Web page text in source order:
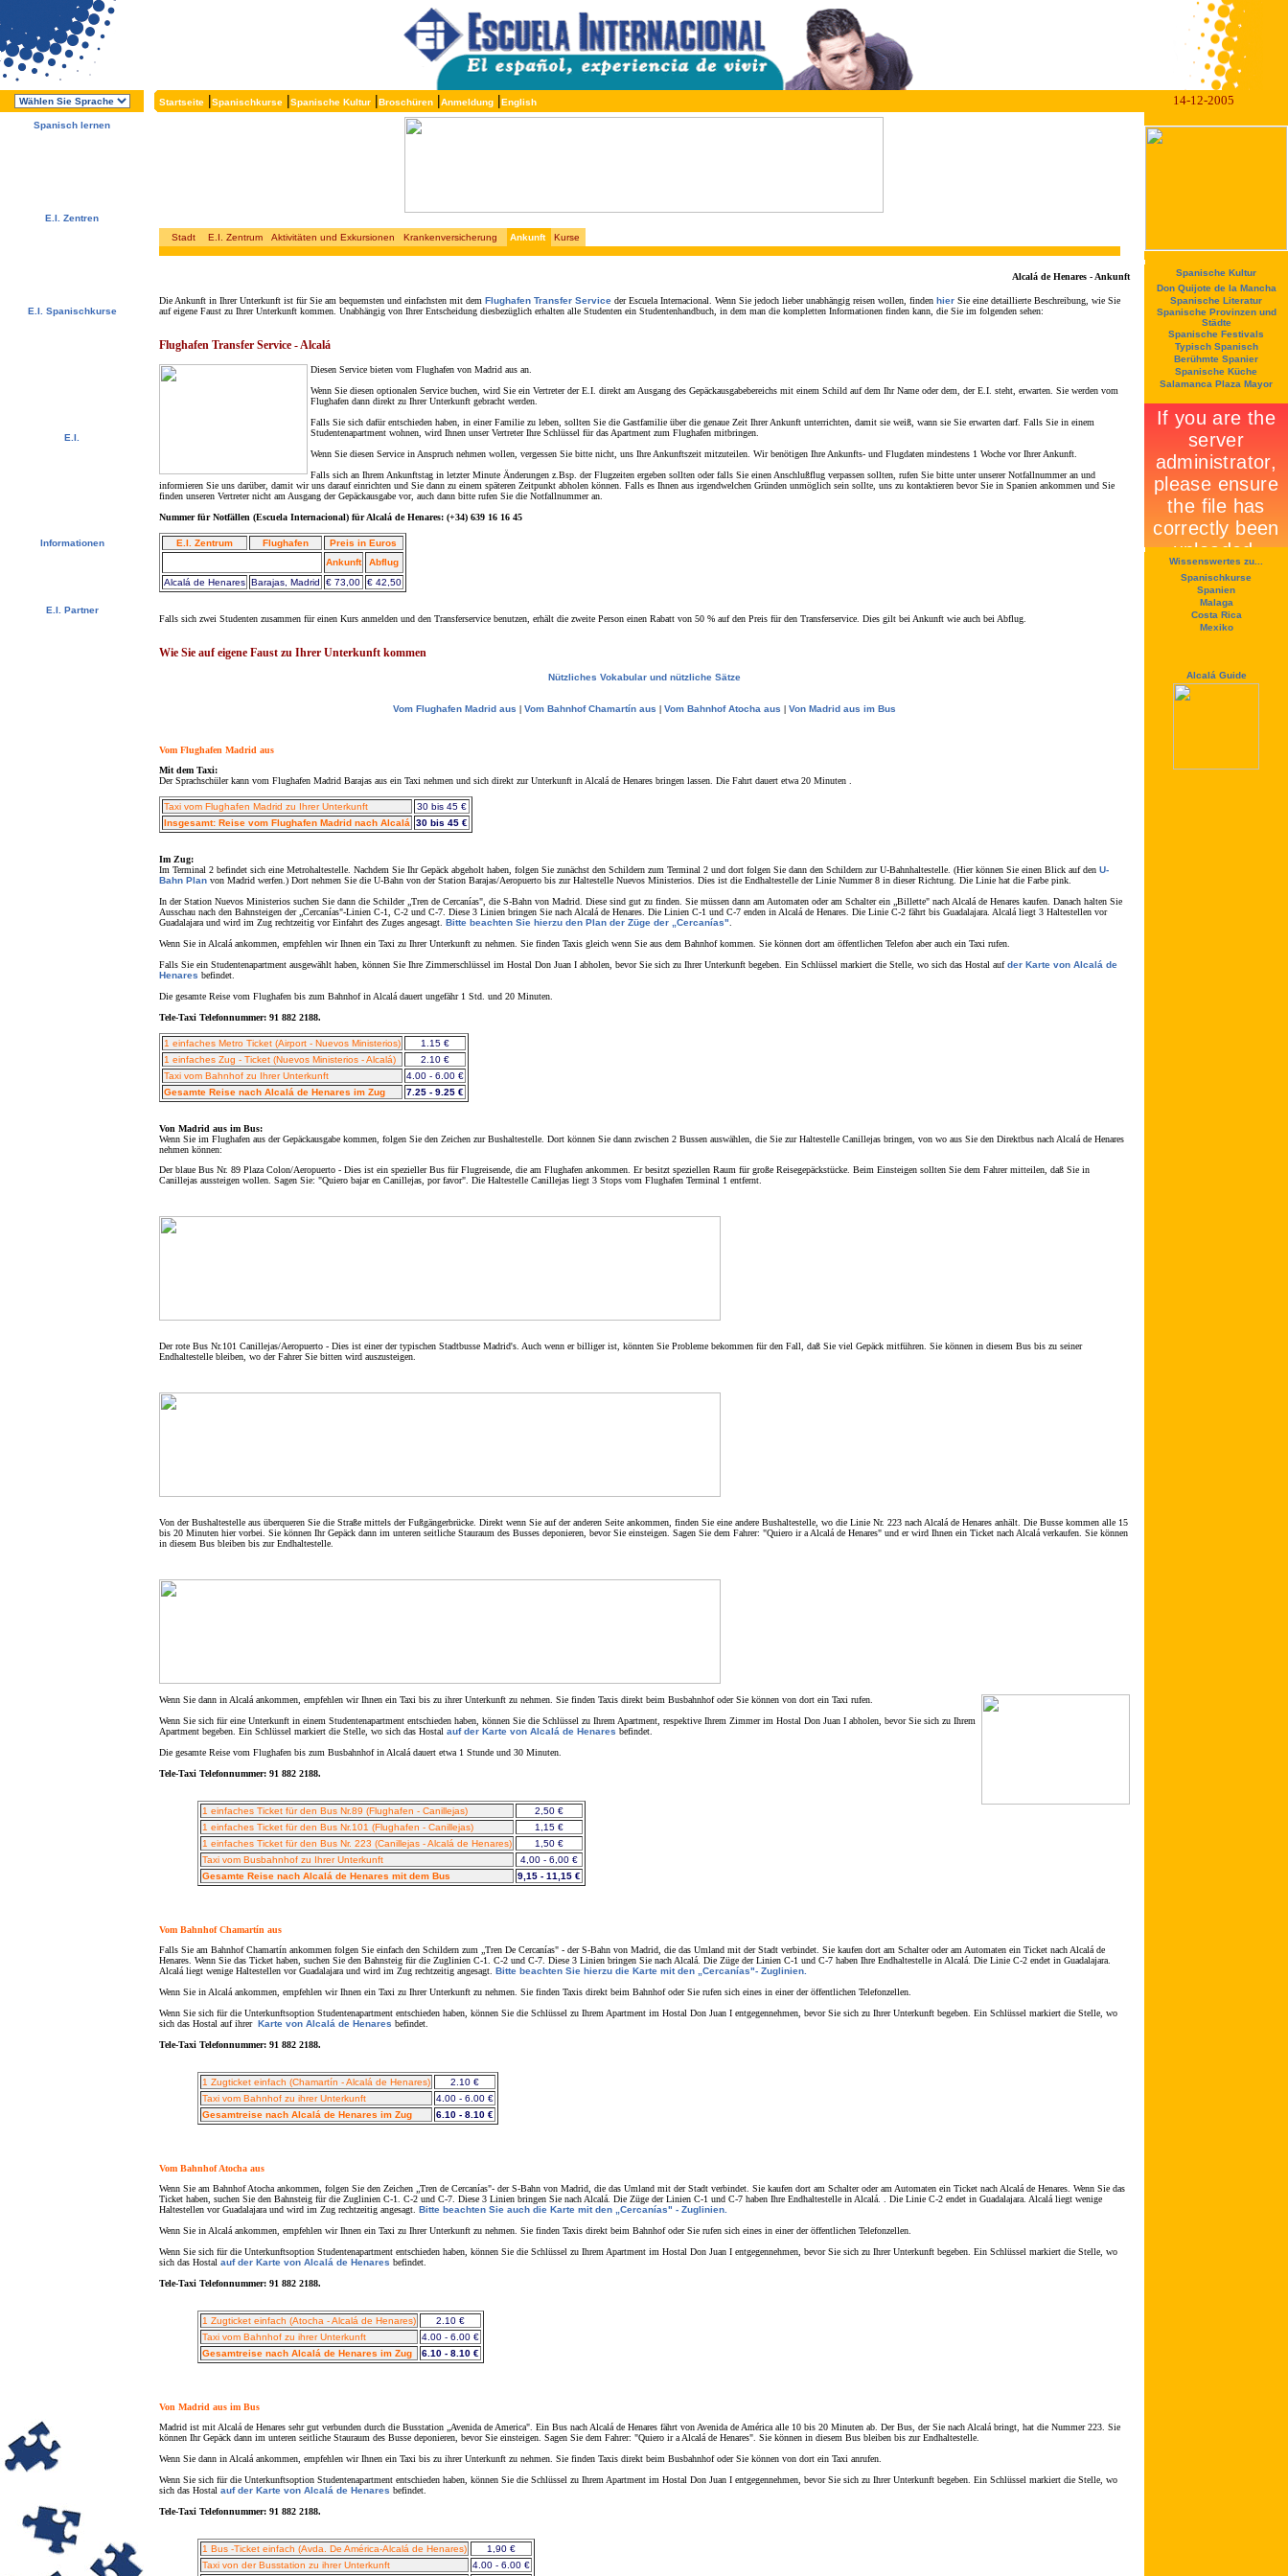
Startseite |Spanischkurse |Spanische Kultur |Broschüren |Anmeldung |English 14-12-2005
Spanisch lernen
E.I. Zentren
E.I. Spanischkurse
E.I.
Informationen
E.I. Partner
Stadt E.I. Zentrum Aktivitäten und Exkursionen Krankenversicherung Ankunft Kurse
Alcalá de Henares - Ankunft
Die Ankunft in Ihrer Unterkunft ist für Sie am bequemsten und einfachsten mit dem Flughafen Transfer Service der Escuela Internacional. Wenn Sie jedoch lieber unabhängig reisen wollen, finden hierSie eine detaillierte Beschreibung, wie Sie
auf eigene Faust zu Ihrer Unterkunft kommen. Unabhängig von Ihrer Entscheidung diesbezüglich erhalten alle Studenten ein Studentenhandbuch, in dem man die kompletten Informationen finden kann, die Sie im folgenden sehen:
Flughafen Transfer Service - Alcalá
Diesen Service bieten vom Flughafen von Madrid aus an.
Wenn Sie diesen optionalen Service buchen, wird Sie ein Vertreter der E.I. direkt am Ausgang des Gepäckausgabebereichs mit einem Schild auf dem Ihr Name oder dem, der E.I. steht, erwarten. Sie werden vom
Flughafen dann direkt zu Ihrer Unterkunft gebracht werden.
Falls Sie sich dafür entschieden haben, in einer Familie zu leben, sollten Sie die Gastfamilie über die genaue Zeit Ihrer Ankunft unterrichten, damit sie weiß, wann sie Sie erwarten darf. Falls Sie in einem
Studentenapartment wohnen, wird Ihnen unser Vertreter Ihre Schlüssel für das Apartment zum Flughafen mitbringen.
Wenn Sie diesen Service in Anspruch nehmen wollen, vergessen Sie bitte nicht, uns Ihre Ankunftszeit mitzuteilen. Wir benötigen Ihre Ankunfts- und Flugdaten mindestens 1 Woche vor Ihrer Ankunft.
Falls sich an Ihrem Ankunftstag in letzter Minute Änderungen z.Bsp. der Flugzeiten ergeben sollten oder falls Sie einen Anschlußflug verpassen sollten, rufen Sie bitte unter unserer Notfallnummer an und
informieren Sie uns darüber, damit wir uns darauf einrichten und Sie dann zu einem späteren Zeitpunkt abholen können. Falls es Ihnen aus irgendwelchen Gründen unmöglich sein sollte, uns zu kontaktieren bevor Sie in Spanien ankommen und Sie
finden unseren Vertreter nicht am Ausgang der Gepäckausgabe vor, auch dann bitte rufen Sie die Notfallnummer an.
Nummer für Notfällen (Escuela Internacional) für Alcalá de Henares: (+34) 639 16 16 45
E.I. Zentrum Flughafen
Preis in Euros
Ankunft
Abflug
Alcalá de Henares Barajas, Madrid € 73,00 € 42,50
Falls sich zwei Studenten zusammen für einen Kurs anmelden und den Transferservice benutzen, erhält die zweite Person einen Rabatt von 50 % auf den Preis für den Transferservice. Dies gilt bei Ankunft wie auch bei Abflug.
Wie Sie auf eigene Faust zu Ihrer Unterkunft kommen
Nützliches Vokabular und nützliche Sätze
Vom Flughafen Madrid aus | Vom Bahnhof Chamartín aus | Vom Bahnhof Atocha aus | Von Madrid aus im Bus
Vom Flughafen Madrid aus
Mit dem Taxi:
Der Sprachschüler kann vom Flughafen Madrid Barajas aus ein Taxi nehmen und sich direkt zur Unterkunft in Alcalá de Henares bringen lassen. Die Fahrt dauert etwa 20 Minuten .
Taxi vom Flughafen Madrid zu Ihrer Unterkunft
30 bis 45 €
Insgesamt: Reise vom Flughafen Madrid nach Alcalá
30 bis 45 €
Im Zug:
Im Terminal 2 befindet sich eine Metrohaltestelle. Nachdem Sie Ihr Gepäck abgeholt haben, folgen Sie zunächst den Schildern zum Terminal 2 und dort folgen Sie dann den Schildern zur U-Bahnhaltestelle. (Hier können Sie einen Blick auf den U-
Bahn Planvon Madrid werfen.) Dort nehmen Sie die U-Bahn von der Station Barajas/Aeropuerto bis zur Haltestelle Nuevos Ministerios. Dies ist die Endhaltestelle der Linie Nummer 8 in dieser Richtung. Die Linie hat die Farbe pink.
In der Station Nuevos Ministerios suchen Sie dann die Schilder „Tren de Cercanías", die S-Bahn von Madrid. Diese sind gut zu finden. Sie müssen dann am Automaten oder am Schalter ein „Billette" nach Alcalá de Henares kaufen. Danach halten Sie
Ausschau nach den Bahnsteigen der „Cercanías"-Linien C-1, C-2 und C-7. Diese 3 Linien bringen Sie nach Alcalá de Henares. Die Linien C-1 und C-7 enden in Alcalá de Henares. Die Linie C-2 fährt bis Guadalajara. Alcalá liegt 3 Haltestellen vor
Guadalajara und wird im Zug rechtzeitig vor Einfahrt des Zuges angesagt. Bitte beachten Sie hierzu den Plan der Züge der „Cercanías"
Wenn Sie in Alcalá ankommen, empfehlen wir Ihnen ein Taxi zu Ihrer Unterkunft zu nehmen. Sie finden Taxis gleich wenn Sie aus dem Bahnhof kommen. Sie können dort am öffentlichen Telefon aber auch ein Taxi rufen.
Falls Sie ein Studentenapartment ausgewählt haben, können Sie Ihre Zimmerschlüssel im Hostal Don Juan I abholen, bevor Sie sich zu Ihrer Unterkunft begeben. Ein Schlüssel markiert die Stelle, wo sich das Hostal aufder Karte von Alcalá de
Henares befindet.
Die gesamte Reise vom Flughafen bis zum Bahnhof in Alcalá dauert ungefähr 1 Std. und 20 Minuten.
Tele-Taxi Telefonnummer: 91 882 2188.
1 einfaches Metro Ticket (Airport - Nuevos Ministerios)
1.15 €
1 einfaches Zug - Ticket (Nuevos Ministerios - Alcalá)
2.10 €
Taxi vom Bahnhof zu Ihrer Unterkunft
4.00 - 6.00 €
Gesamte Reise nach Alcalá de Henares im Zug
7.25 - 9.25 €
Von Madrid aus im Bus:
Wenn Sie im Flughafen aus der Gepäckausgabe kommen, folgen Sie den Zeichen zur Bushaltestelle. Dort können Sie dann zwischen 2 Bussen auswählen, die Sie zur Haltestelle Canillejas bringen, von wo aus Sie den Direktbus nach Alcalá de Henares
nehmen können:
Der blaue Bus Nr. 89 Plaza Colon/Aeropuerto - Dies ist ein spezieller Bus für Flugreisende, die am Flughafen ankommen. Er besitzt speziellen Raum für große Reisegepäckstücke. Beim Einsteigen sollten Sie dem Fahrer mitteilen, daß Sie in
Canillejas aussteigen wollen. Sagen Sie: "Quiero bajar en Canillejas, por favor". Die Haltestelle Canillejas liegt 3 Stops vom Flughafen Terminal 1 entfernt.
Der rote Bus Nr.101 Canillejas/Aeropuerto - Dies ist einer der typischen Stadtbusse Madrid's. Auch wenn er billiger ist, könnten Sie Probleme bekommen für den Fall, daß Sie viel Gepäck mitführen. Sie können in diesem Bus bis zu seiner
Endhaltestelle bleiben, wo der Fahrer Sie bitten wird auszusteigen.
Von der Bushaltestelle aus überqueren Sie die Straße mittels der Fußgängerbrücke. Direkt wenn Sie auf der anderen Seite ankommen, finden Sie eine andere Bushaltestelle, wo die Linie Nr. 223 nach Alcalá de Henares anhält. Die Busse kommen alle 15
bis 20 Minuten hier vorbei. Sie können Ihr Gepäck dann im unteren seitliche Stauraum des Busses deponieren, bevor Sie einsteigen. Sagen Sie dem Fahrer: "Quiero ir a Alcalá de Henares" und er wird Ihnen ein Ticket nach Alcalá verkaufen. Sie können
in diesem Bus bleiben bis zur Endhaltestelle.
Wenn Sie dann in Alcalá ankommen, empfehlen wir Ihnen ein Taxi bis zu ihrer Unterkunft zu nehmen. Sie finden Taxis direkt beim Busbahnhof oder Sie können von dort ein Taxi rufen.
Wenn Sie sich für eine Unterkunft in einem Studentenapartment entschieden haben, können Sie die Schlüssel zu Ihrem Apartment, respektive Ihrem Zimmer im Hostal Don Juan I abholen, bevor Sie sich zu Ihrem
Apartment begeben. Ein Schlüssel markiert die Stelle, wo sich das Hostal auf der Karte von Alcalá de Henares befindet.
Die gesamte Reise vom Flughafen bis zum Busbahnhof in Alcalá dauert etwa 1 Stunde und 30 Minuten.
Tele-Taxi Telefonnummer: 91 882 2188.
1 einfaches Ticket für den Bus Nr.89 (Flughafen - Canillejas)
2,50 €
1 einfaches Ticket für den Bus Nr.101 (Flughafen - Canillejas)
1,15 €
1 einfaches Ticket für den Bus Nr. 223 (Canillejas - Alcalá de Henares)
1,50 €
Taxi vom Busbahnhof zu Ihrer Unterkunft
4,00 - 6,00 €
Gesamte Reise nach Alcalá de Henares mit dem Bus
9,15 - 11,15 €
Vom Bahnhof Chamartín aus
Falls Sie am Bahnhof Chamartín ankommen folgen Sie einfach den Schildern zum „Tren De Cercanías" - der S-Bahn von Madrid, die das Umland mit der Stadt verbindet. Sie kaufen dort am Schalter oder am Automaten ein Ticket nach Alcalá de
Henares. Wenn Sie das Ticket haben, suchen Sie den Bahnsteig für die Zuglinien C-1. C-2 und C-7. Diese 3 Linien bringen Sie nach Alcalá. Die Züge der Linien C-1 und C-7 haben Ihre Endhaltestelle in Alcalá. Die Linie C-2 endet in Guadalajara.
Alcalá liegt wenige Haltestellen vor Guadalajara und wird im Zug rechtzeitig angesagt. Bitte beachten Sie hierzu die Karte mit den „Cercanías"- Zuglinien.
Wenn Sie in Alcalá ankommen, empfehlen wir Ihnen ein Taxi zu Ihrer Unterkunft zu nehmen. Sie finden Taxis direkt beim Bahnhof oder Sie rufen sich eines in einer der öffentlichen Telefonzellen.
Wenn Sie sich für die Unterkunftsoption Studentenapartment entschieden haben, können Sie die Schlüssel zu Ihrem Apartment im Hostal Don Juan I entgegennehmen, bevor Sie sich zu Ihrer Unterkunft begeben. Ein Schlüssel markiert die Stelle, wo
sich das Hostal auf ihrer Karte von Alcalá de Henares befindet.
Tele-Taxi Telefonnummer: 91 882 2188.
1 Zugticket einfach (Chamartín - Alcalá de Henares)
2.10 €
Taxi vom Bahnhof zu ihrer Unterkunft
4.00 - 6.00 €
Gesamtreise nach Alcalá de Henares im Zug
6.10 - 8.10 €
Vom Bahnhof Atocha aus
Wenn Sie am Bahnhof Atocha ankommen, folgen Sie den Zeichen „Tren de Cercanías"- der S-Bahn von Madrid, die das Umland mit der Stadt verbindet. Sie kaufen dort am Schalter oder am Automaten ein Ticket nach Alcalá de Henares. Wenn Sie das
Ticket haben, suchen Sie den Bahnsteig für die Zuglinien C-1. C-2 und C-7. Diese 3 Linien bringen Sie nach Alcalá. Die Züge der Linien C-1 und C-7 haben Ihre Endhaltestelle in Alcalá. . Die Linie C-2 endet in Guadalajara. Alcalá liegt wenige
Haltestellen vor Guadalajara und wird im Zug rechtzeitig angesagt. Bitte beachten Sie auch die Karte mit den „Cercanías" - Zuglinien.
Wenn Sie in Alcalá ankommen, empfehlen wir Ihnen ein Taxi zu Ihrer Unterkunft zu nehmen. Sie finden Taxis direkt beim Bahnhof oder Sie rufen sich eines in einer der öffentlichen Telefonzellen.
Wenn Sie sich für die Unterkunftsoption Studentenapartment entschieden haben, können Sie die Schlüssel zu Ihrem Apartment im Hostal Don Juan I entgegennehmen, bevor Sie sich zu Ihrer Unterkunft begeben. Ein Schlüssel markiert die Stelle, wo
sich das Hostal auf der Karte von Alcalá de Henares befindet.
Tele-Taxi Telefonnummer: 91 882 2188.
1 Zugticket einfach (Atocha - Alcalá de Henares)
2.10 €
Taxi vom Bahnhof zu ihrer Unterkunft
4.00 - 6.00 €
Gesamtreise nach Alcalá de Henares im Zug
6.10 - 8.10 €
Von Madrid aus im Bus
Madrid ist mit Alcalá de Henares sehr gut verbunden durch die Busstation „Avenida de America". Ein Bus nach Alcalá de Henares fährt von Avenida de América alle 10 bis 20 Minuten ab. Der Bus, der Sie nach Alcalá bringt, hat die Nummer 223. Sie
können Ihr Gepäck dann im unteren seitliche Stauraum des Busse deponieren, bevor Sie einsteigen. Sagen Sie dem Fahrer: "Quiero ir a Alcalá de Henares". Sie können in diesem Bus bleiben bis zur Endhaltestelle.
Wenn Sie dann in Alcalá ankommen, empfehlen wir Ihnen ein Taxi bis zu ihrer Unterkunft zu nehmen. Sie finden Taxis direkt beim Busbahnhof oder Sie können von dort ein Taxi anrufen.
Wenn Sie sich für die Unterkunftsoption Studentenapartment entschieden haben, können Sie die Schlüssel zu Ihrem Apartment im Hostal Don Juan I entgegennehmen, bevor Sie sich zu Ihrer Unterkunft begeben. Ein Schlüssel markiert die Stelle, wo
sich das Hostal auf der Karte von Alcalá de Henares befindet.
Tele-Taxi Telefonnummer: 91 882 2188.
1 Bus -Ticket einfach (Avda. De América-Alcalá de Henares)
1,90 €
Taxi von der Busstation zu ihrer Unterkunft
4.00 - 6.00 €
Spanische Kultur
Don Quijote de la Mancha
Spanische Literatur
Spanische Provinzen und
Städte
Spanische Festivals
Typisch Spanisch
Berühmte Spanier
Spanische Küche
Salamanca Plaza Mayor
Wissenswertes zu...
Spanischkurse
Spanien
Malaga
Costa Rica
Mexiko
Alcalá Guide